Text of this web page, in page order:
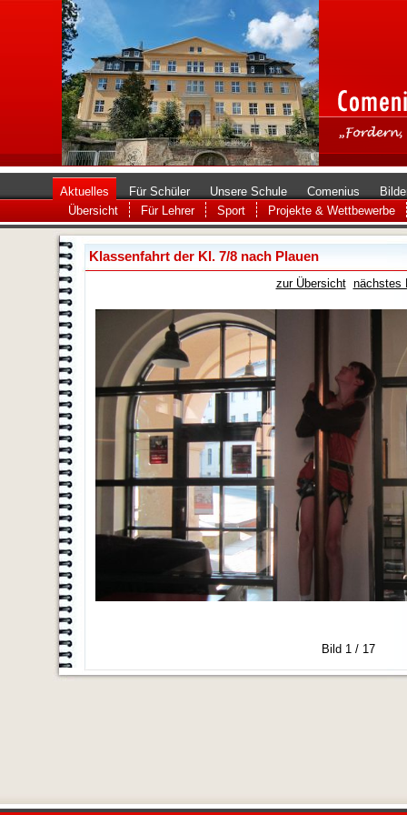
Aktuelles Für Schüler Unsere Schule Comenius
Übersicht
Für Lehrer Sport Projekte & Wettbewerbe
Klassenfahrt der Kl. 7/8 nach Plauen
zur Übersicht nächstes
Bild 1 / 17